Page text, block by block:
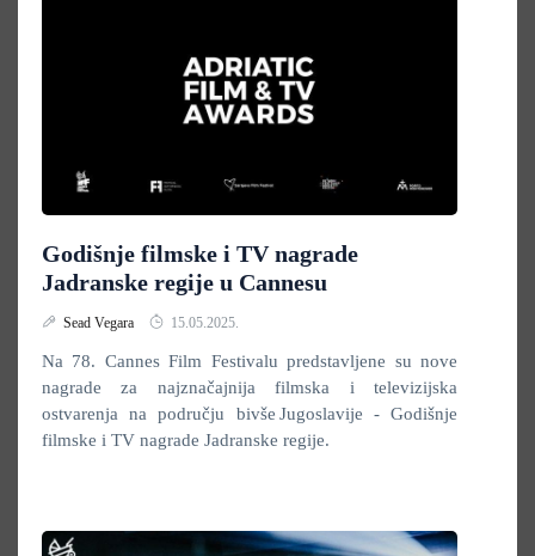
Godišnje filmske i TV nagrade
Jadranske regije u Cannesu
Sead Vegara 15.05.2025.
Na 78. Cannes Film Festivalu predstavljene su nove
nagrade za najznačajnija filmska i televizijska
ostvarenja na području bivše Jugoslavije - Godišnje
filmske i TV nagrade Jadranske regije.